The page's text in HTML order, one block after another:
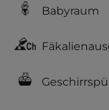
Babyraum